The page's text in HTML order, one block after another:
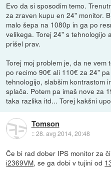
Evo da si sposodim temo.
za zraven kupu en 24" monitor.
malo šepa na 1080p in ga po
velikega. Torej 24" s tehnologijo
prišel prav.
Torej moj problem je, da ne
po recimo 90€ ali 110€ za 24"
tehnologijo, slabšim kontrastom
splača. Potem pa imaš nove za
taka razlika itd... Torej kakšni
Tomson
::28. avg 2014, 20:48
Če bi rad dober IPS monitor za
i2369VM, se ga dobi v tujini od